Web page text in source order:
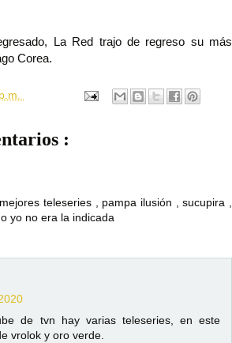
La Red trajo de regreso su más
Corea.
:
teleseries , pampa ilusión , sucupira ,
yo no era la indicada
de tvn hay varias teleseries, en este
vrolok y oro verde.